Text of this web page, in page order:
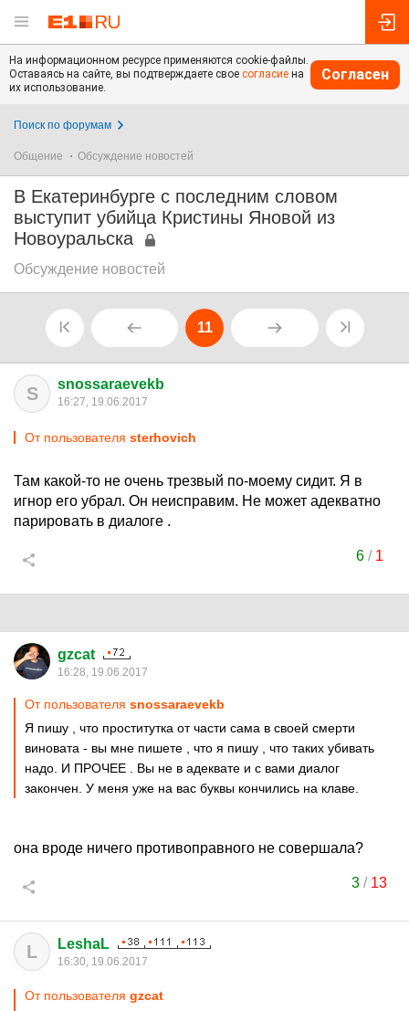
На информационном ресурсе применяются cookie-файлы.
Оставаясь на сайте, вы подтверждаете свое согласие на
их использование.
Согласен
Поиск по форумам
Общение Обсуждение новостей
В Екатеринбурге с последним словом
выступит убийца Кристины Яновой из
Новоуральска
Обсуждение новостей
11
S snossaraevekb
16:27, 19.06.2017
От пользователя sterhovich
Там какой-то не очень трезвый по-моему сидит. Я в
игнор его убрал. Он неисправим. Не может адекватно
парировать в диалоге .
6/ 1
gzcat
16:28, 19.06.2017
От пользователя snossaraevekb
Я пишу , что проститутка от части сама в своей смерти
виновата - вы мне пишете , что я пишу , что таких убивать
надо. И ПРОЧЕЕ . Вы не в адеквате и с вами диалог
закончен. У меня уже на вас буквы кончились на клаве.
она вроде ничего противоправного не совершала?
3 / 13
L LeshaL
16:30, 19.06.2017
От пользователя gzcat